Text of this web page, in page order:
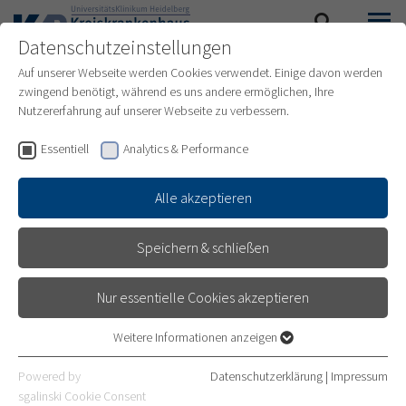
GEBURTSHILFE &
GYNÄKOLOGIE
In unserer Frauenklinik bieten wir vielseitige Beratungen und
Behandlungen in allen Bereichen der auf Frauen
Datenschutzeinstellungen
Auf unserer Webseite werden Cookies verwendet. Einige davon werden
zwingend benötigt, während es uns andere ermöglichen, Ihre
Nutzererfahrung auf unserer Webseite zu verbessern.
Essentiell Analytics & Performance
Alle akzeptieren
Speichern & schließen
Nur essentielle Cookies akzeptieren
Essentielle Cookies werden für grundlegende Funktionen der
Webseite benötigt. Dadurch ist gewährleistet, dass die Webseite
Weitere Informationen anzeigen
Powered by
sgalinski Cookie Consent
Datenschutzerklärung | Impressum